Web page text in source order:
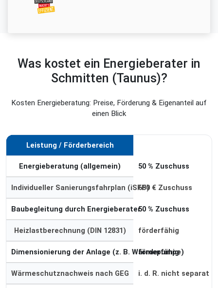
Was kostet ein Energieberater in
Schmitten (Taunus)?
Kosten Energieberatung: Preise, Förderung & Eigenanteil auf
einen Blick
Leistung / Förderbereich
Energieberatung (allgemein) 50 % Zuschuss
Individueller Sanierungsfahrplan (iSFP)650 € Zuschuss
Baubegleitung durch Energieberater50 % Zuschuss
Heizlastberechnung (DIN 12831) förderfähig
Dimensionierung der Anlage (z. B. Wärmepumpe)
förderfähig
Wärmeschutznachweis nach GEG i. d. R. nicht separat